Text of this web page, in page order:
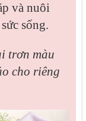
và nuôi
sống.
trơn màu
cho riêng